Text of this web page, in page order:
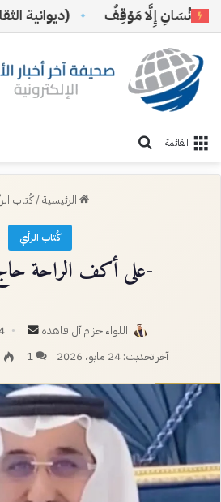
إِلَّا مَوْقِفٌ (ديوانية
القائمة
الرئيسية/كُتاب
كُتاب الرأي
-على أكف الراحة
اللواء حزام آل فاهده
أرسل
بريدا
24
آخر تحديث: 24 مايو، 2026
1